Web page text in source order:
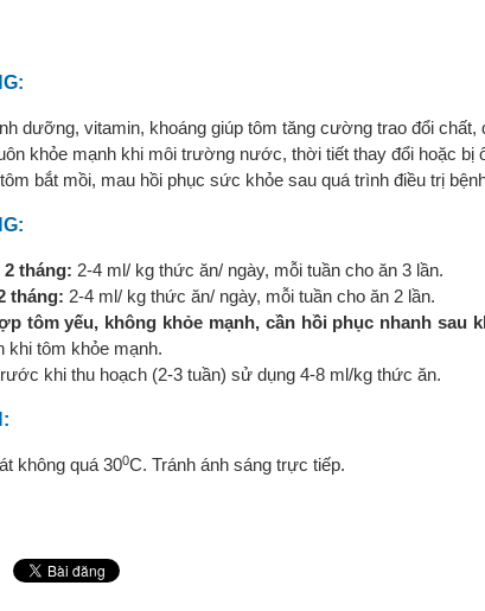
dưỡng, vitamin, khoáng giúp tôm tăng cường trao đổi
khỏe mạnh khi môi trường nước, thời tiết thay đổi hoặc bị
bắt mồi, mau hồi phục sức khỏe sau quá trình điều trị
tháng: 2-4 ml/ kg thức ăn/ ngày, mỗi tuần cho ăn 3 lần.
tháng: 2-4 ml/ kg thức ăn/ ngày, mỗi tuần cho ăn 2 lần.
tôm yếu, không khỏe mạnh, cần hồi phục nhanh sau
khi tôm khỏe mạnh.
khi thu hoạch (2-3 tuần) sử dụng 4-8 ml/kg thức ăn.
không quá 300C. Tránh ánh sáng trực tiếp.